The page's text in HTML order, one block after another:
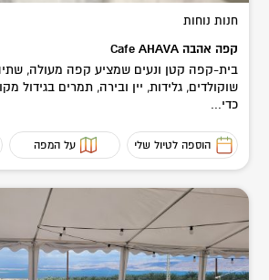
חנות נוחות
קפה אהבה Cafe AHAVA
בית-קפה קטן ונעים שמציע קפה מעולה,
שוקולדים, גלידות, יין ובירה, תמרים בגידול
כדי...
הוספה לטיול שלי על המפה